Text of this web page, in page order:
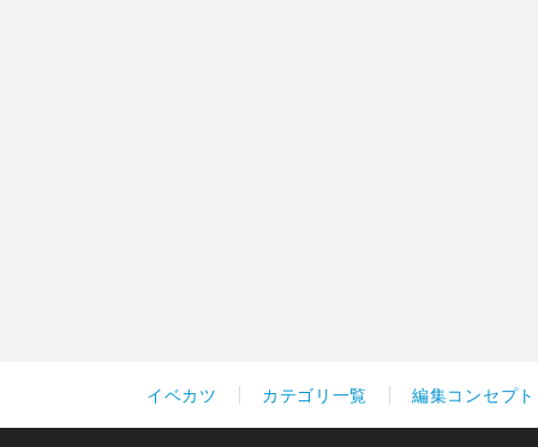
イベカツ カテゴリ一覧 編集コンセプト